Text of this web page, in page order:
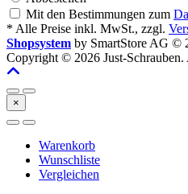
Mit den Bestimmungen zum
* Alle Preise inkl. MwSt., zzgl.
Shopsystem by SmartStore AG ©
Copyright © 2026 Just-Schrauben.
×
Warenkorb
Wunschliste
Vergleichen